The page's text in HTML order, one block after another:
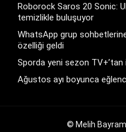
Roborock Saros 20 Sonic:
temizlikle buluşuyor
WhatsApp grup
özelliği geldi
Sporda yeni sezon TV+’tan
Ağustos ayı boyunca
© Melih